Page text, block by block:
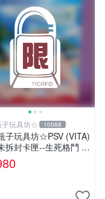
玩具坊☆ 10088
子玩具坊☆PSV (VITA)
拆封卡匣--生死格鬥 沙
3 維納斯 典藏版 (中文